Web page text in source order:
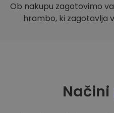
Ob nakupu zagotovimo
hrambo, ki zagotavlja
Načini